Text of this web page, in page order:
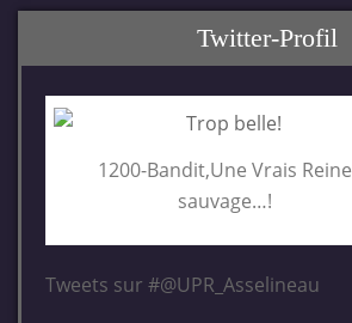
Twitter-Profil
1200-Bandit,Une Vrais Reine
sauvage…!
Tweets sur #@UPR_Asselineau